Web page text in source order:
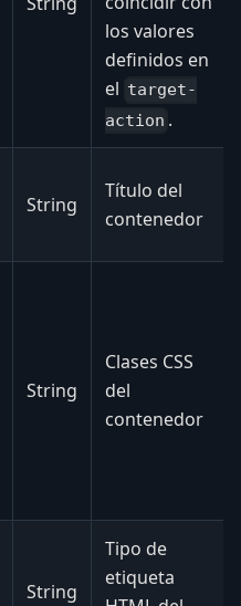
los valores
definidos en
el target-
action .
String
Título del
contenedor
String
Clases CSS
del
contenedor
String
Tipo de
etiqueta